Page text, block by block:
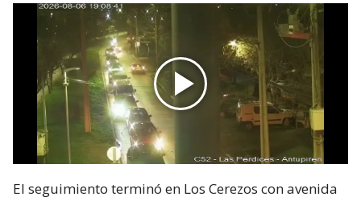
El seguimiento terminó en Los Cerezos con avenida